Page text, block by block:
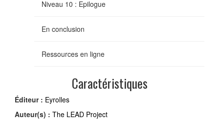
Niveau 10 : Epilogue
En conclusion
Ressources en ligne
Caractéristiques
Éditeur : Eyrolles
Auteur(s) : The LEAD Project